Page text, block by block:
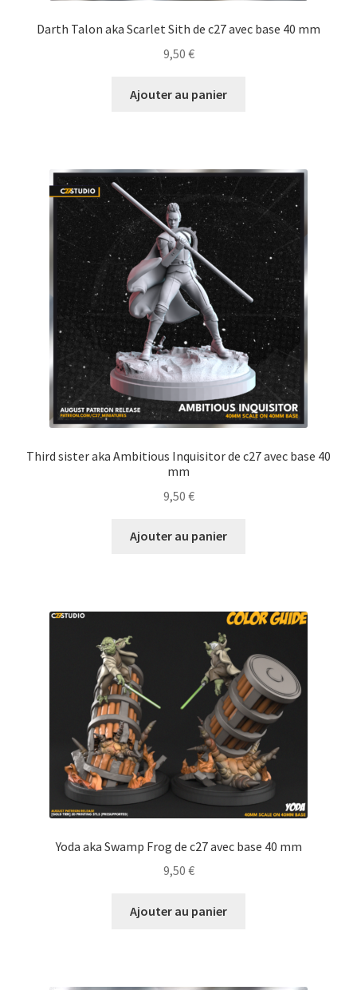
Darth Talon aka Scarlet Sith de c27 avec base 40 mm
9,50 €
Ajouter au panier
Third sister aka Ambitious Inquisitor de c27 avec base 40
mm
9,50 €
Ajouter au panier
Yoda aka Swamp Frog de c27 avec base 40 mm
9,50 €
Ajouter au panier